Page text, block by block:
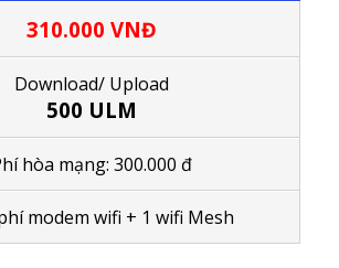
310.000 VNĐ
Download/ Upload
500 ULM
hòa mạng: 300.000 đ
modem wifi + 1 wifi Mesh